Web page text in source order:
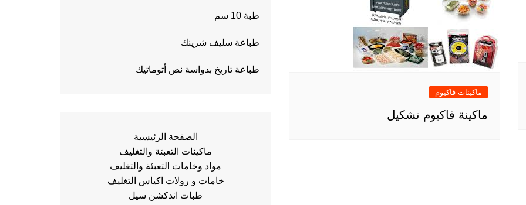
ماكينات فاكيوم
ماكينة فاكيوم تشكيل
طبة 10 سم
طباعة سليف شرينك
طباعة تاريخ بدواسة نص أتوماتيك
الصفحة الرئيسية
ماكينات التعبئة والتغليف
مواد وخامات التعبئة والتغليف
خامات و رولات اكياس التغليف
طبات اندكشن سيل